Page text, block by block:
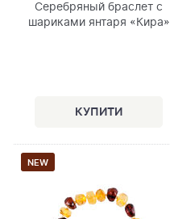
Серебряный браслет с
шариками янтаря «Кира»
NEW